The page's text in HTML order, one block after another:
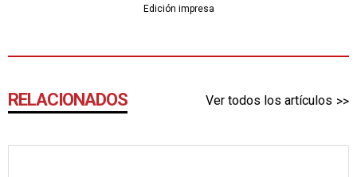
Edición impresa
RELACIONADOS Ver todos los artículos